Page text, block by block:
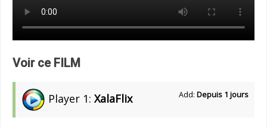
Voir ce FILM
Player 1: XalaFlix Add: Depuis 1 jours